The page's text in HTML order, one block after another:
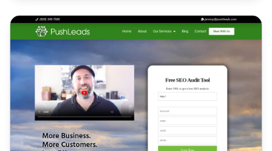
Programma di Affiliazione Pushlead